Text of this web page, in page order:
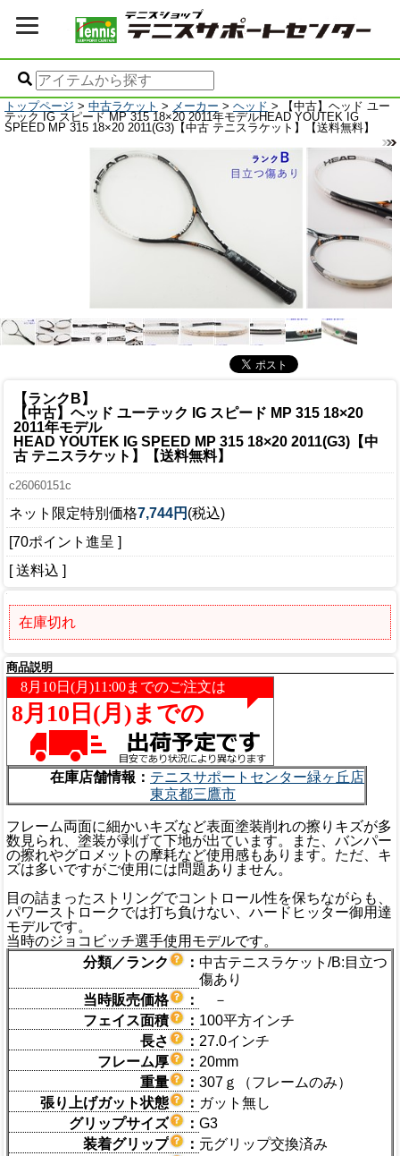
トップページ > 中古ラケット > メーカー > ヘッド > 【中古】ヘッド ユー
テック IG スピード MP 315 18×20 2011年モデルHEAD YOUTEK IG
SPEED MP 315 18×20 2011(G3)【中古 テニスラケット】【送料無料】
【ランクB】
【中古】ヘッド ユーテック IG スピード MP 315 18×20
2011年モデル
HEAD YOUTEK IG SPEED MP 315 18×20 2011(G3)【中
古 テニスラケット】【送料無料】
c26060151c
ネット限定特別価格7,744円 (税込)
[70ポイント進呈 ]
[ 送料込 ]
在庫切れ
商品説明
在庫店舗情報： テニスサポートセンター緑ヶ丘店
東京都三鷹市
フレーム両面に細かいキズなど表面塗装削れの擦りキズが多
数見られ、塗装が剥げて下地が出ています。また、バンパー
の擦れやグロメットの摩耗など使用感もあります。ただ、キ
ズは多いですがご使用には問題ありません。
目の詰まったストリングでコントロール性を保ちながらも、
パワーストロークでは打ち負けない、ハードヒッター御用達
モデルです。
当時のジョコビッチ選手使用モデルです。
分類／ランク
： 中古テニスラケット/B:目立つ
傷あり
当時販売価格
：
－
フェイス面積
： 100平方インチ
長さ
： 27.0インチ
フレーム厚
： 20mm
重量
： 307ｇ（フレームのみ）
張り上げガット状態
： ガット無し
グリップサイズ
： G3
装着グリップ
： 元グリップ交換済み